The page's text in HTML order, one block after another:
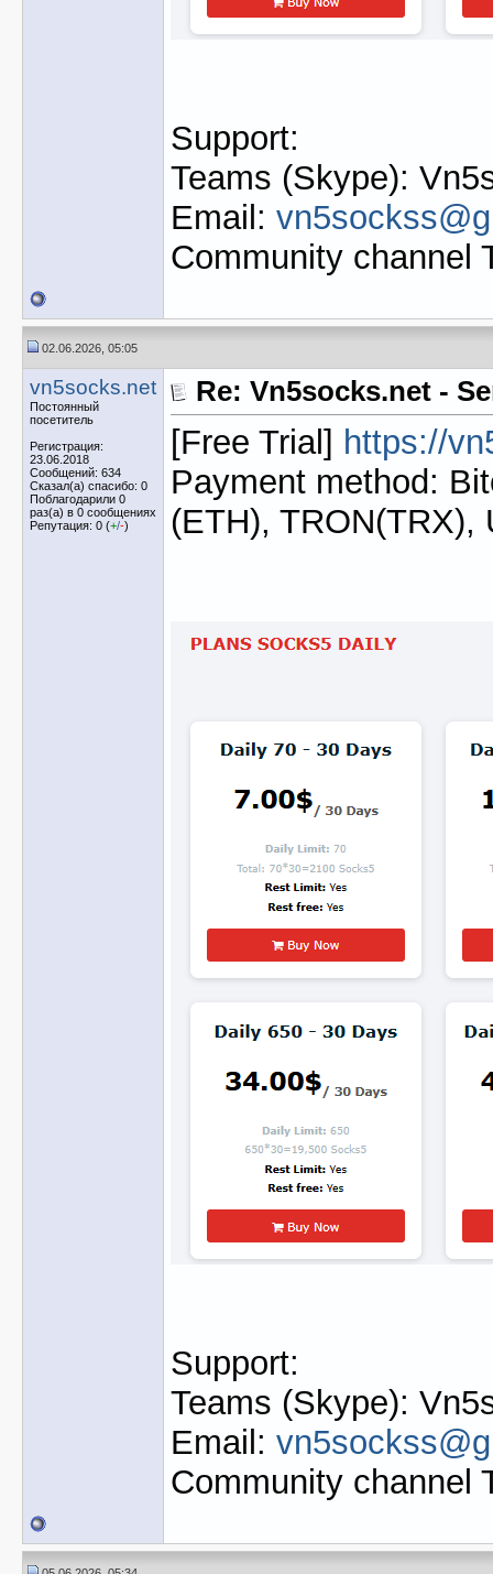
Support:
Teams (Skype):
Email:
Community channel
02.06.2026, 05:05
vn5socks.net
Постоянный
посетитель
Регистрация:
23.06.2018
Сообщений: 634
Сказал(а) спасибо: 0
Поблагодарили 0
раз(а) в 0 сообщениях
Репутация: 0 (+/-)
Re: Vn5socks.net -
[Free Trial] https://
Payment method:
(ETH), TRON(TRX),
Support:
Teams (Skype):
Email:
Community channel